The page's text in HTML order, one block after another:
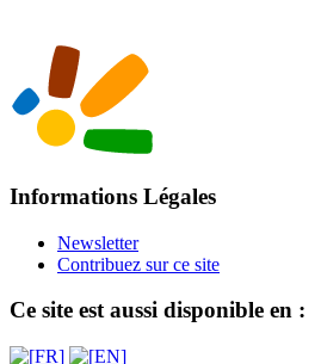
Informations Légales
Newsletter
Contribuez sur ce site
Ce site est aussi disponible en :